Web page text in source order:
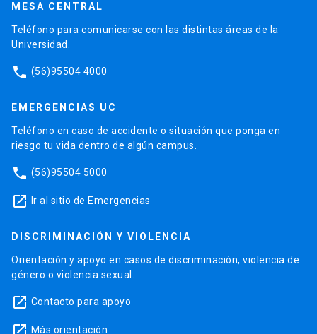
MESA CENTRAL
Teléfono para comunicarse con las distintas áreas de la
Universidad.
phone (56)95504 4000
EMERGENCIAS UC
Teléfono en caso de accidente o situación que ponga en
riesgo tu vida dentro de algún campus.
phone (56)95504 5000
launch Ir al sitio de Emergencias
DISCRIMINACIÓN Y VIOLENCIA
Orientación y apoyo en casos de discriminación, violencia de
género o violencia sexual.
launch Contacto para apoyo
launch Más orientación